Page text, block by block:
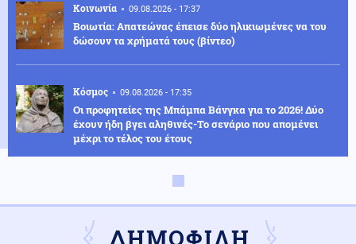
Κοινωνία 09.08.2026 - 17:37
Βοιωτία: Απατεώνας έπεισε δύο ηλικιωμένες να του
δώσουν τα χρήματά τους (βίντεο)
Κόσμος 09.08.2026 - 17:35
Οι προφητείες της Μπάμπα Βάνγκα για το 2026! Δύο
έχουν ήδη βγει αληθινές-Το σενάριο που απομένει
μέχρι το τέλος του έτους